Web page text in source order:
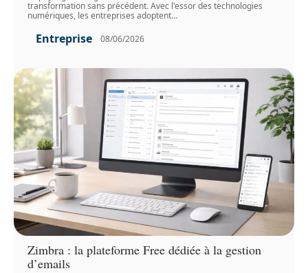
transformation sans précédent. Avec l'essor des technologies
numériques, les entreprises adoptent…
Entreprise 08/06/2026
Zimbra : la plateforme Free dédiée à la gestion
d’emails